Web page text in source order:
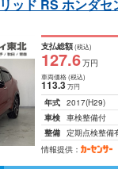
ッド RS ホンダセ
支払総額(税込)
127.6万円
車両価格(税込)
113.3万円
年式 2017(H29)
車検 車検整備付
整備 定期点検整備
情報提供：